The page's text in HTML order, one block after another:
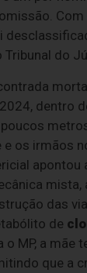
do
dentro
e os irmãos
mista,
das
de
o MP, a mãe
que a